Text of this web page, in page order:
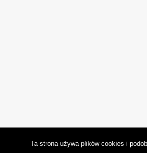
Ta strona używa plików cookies i